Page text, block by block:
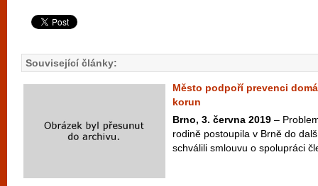
Související články:
Město podpoří prevenci
korun
Brno, 3. června 2019 –
rodině postoupila v Brně do
schválili smlouvu o spolupráci